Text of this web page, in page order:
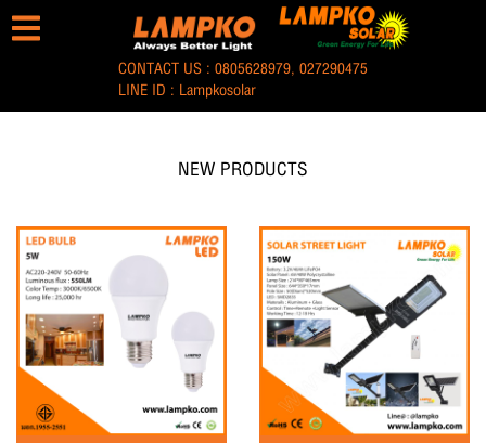
CONTACT US : 0805628979, 027290475
LINE ID : Lampkosolar
NEW PRODUCTS